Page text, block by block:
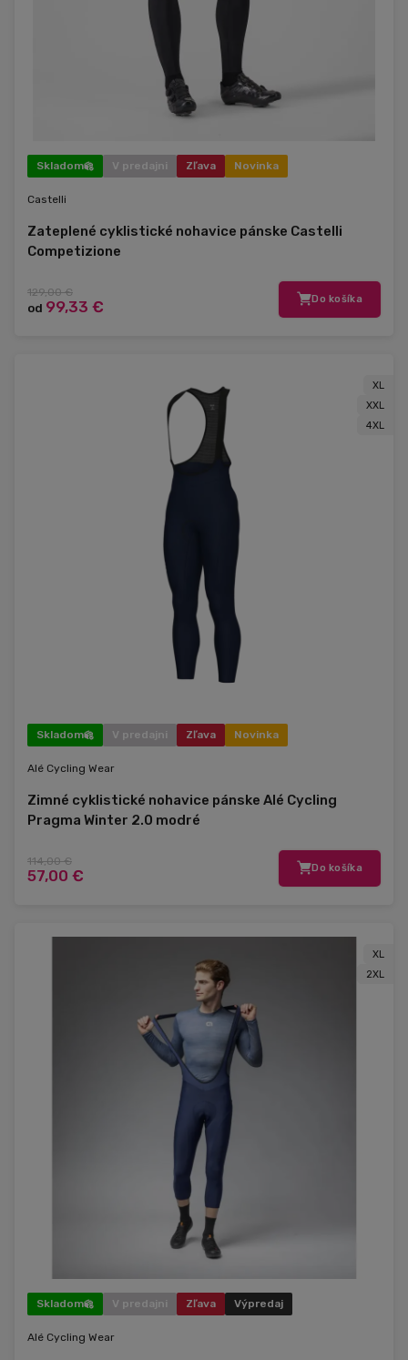
Skladom V predajni Zľava Novinka
Castelli
Zateplené cyklistické nohavice pánske Castelli
Competizione
129,00 €
od 99,33 € Do košíka
XL
XXL
4XL
Skladom V predajni Zľava Novinka
Alé Cycling Wear
Zimné cyklistické nohavice pánske Alé Cycling
Pragma Winter 2.0 modré
114,00 €
57,00 € Do košíka
XL
2XL
Skladom V predajni Zľava Výpredaj
Alé Cycling Wear